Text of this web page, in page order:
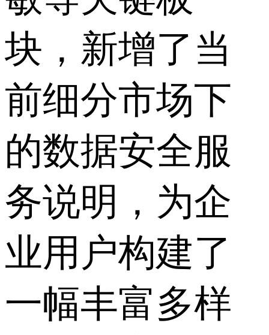
块，新增了当
前细分市场下
的数据安全服
务说明，为企
业用户构建了
一幅丰富多样